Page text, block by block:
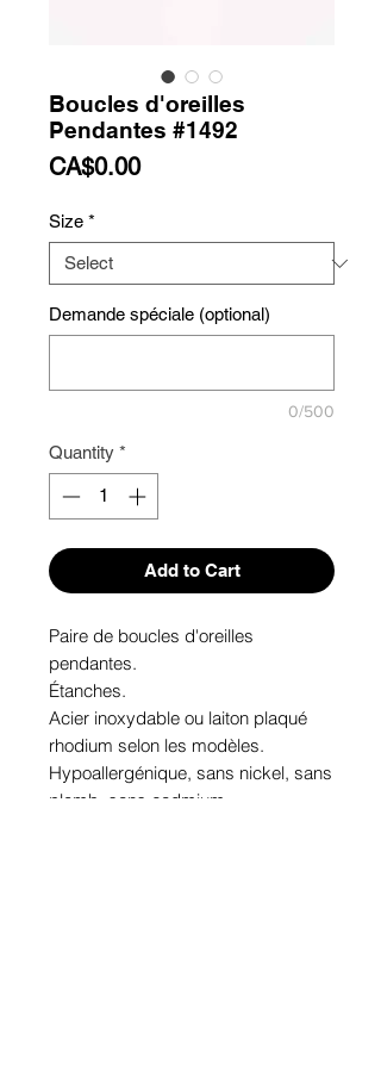
Boucles d'oreilles
Pendantes #1492
CA$0.00Price
Size *
Demande spéciale (optional)
0/500
Quantity *
Add to Cart
Paire de boucles d'oreilles
pendantes.
Étanches.
Acier inoxydable ou laiton plaqué
rhodium selon les modèles.
Hypoallergénique, sans nickel, sans
plomb, sans cadmium.